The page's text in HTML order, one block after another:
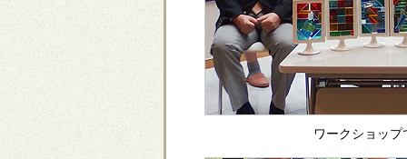
ワークショッ